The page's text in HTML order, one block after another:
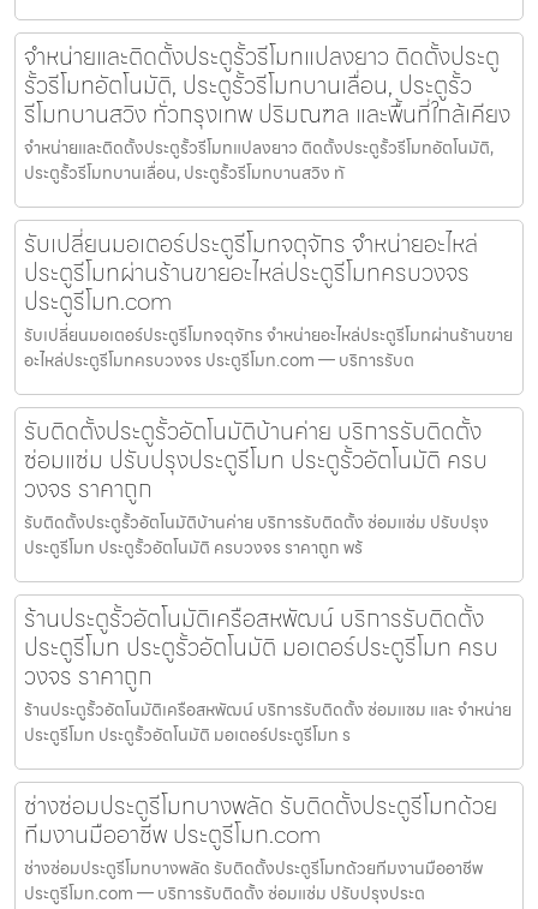
จำหน่ายและติดตั้งประตูรั้วรีโมทแปลงยาว ติดตั้งประตู
รั้วรีโมทอัตโนมัติ, ประตูรั้วรีโมทบานเลื่อน, ประตูรั้ว
รีโมทบานสวิง ทั่วกรุงเทพ ปริมณฑล และพื้นที่ใกล้เคียง
จำหน่ายและติดตั้งประตูรั้วรีโมทแปลงยาว ติดตั้งประตูรั้วรีโมทอัตโนมัติ,
ประตูรั้วรีโมทบานเลื่อน, ประตูรั้วรีโมทบานสวิง ทั
รับเปลี่ยนมอเตอร์ประตูรีโมทจตุจักร จำหน่ายอะไหล่
ประตูรีโมทผ่านร้านขายอะไหล่ประตูรีโมทครบวงจร
ประตูรีโมท.com
รับเปลี่ยนมอเตอร์ประตูรีโมทจตุจักร จำหน่ายอะไหล่ประตูรีโมทผ่านร้านขาย
อะไหล่ประตูรีโมทครบวงจร ประตูรีโมท.com — บริการรับต
รับติดตั้งประตูรั้วอัตโนมัติบ้านค่าย บริการรับติดตั้ง
ซ่อมแซ่ม ปรับปรุงประตูรีโมท ประตูรั้วอัตโนมัติ ครบ
วงจร ราคาถูก
รับติดตั้งประตูรั้วอัตโนมัติบ้านค่าย บริการรับติดตั้ง ซ่อมแซ่ม ปรับปรุง
ประตูรีโมท ประตูรั้วอัตโนมัติ ครบวงจร ราคาถูก พร้
ร้านประตูรั้วอัตโนมัติเครือสหพัฒน์ บริการรับติดตั้ง
ประตูรีโมท ประตูรั้วอัตโนมัติ มอเตอร์ประตูรีโมท ครบ
วงจร ราคาถูก
ร้านประตูรั้วอัตโนมัติเครือสหพัฒน์ บริการรับติดตั้ง ซ่อมแซม และ จำหน่าย
ประตูรีโมท ประตูรั้วอัตโนมัติ มอเตอร์ประตูรีโมท ร
ช่างซ่อมประตูรีโมทบางพลัด รับติดตั้งประตูรีโมทด้วย
ทีมงานมืออาชีพ ประตูรีโมท.com
ช่างซ่อมประตูรีโมทบางพลัด รับติดตั้งประตูรีโมทด้วยทีมงานมืออาชีพ
ประตูรีโมท.com — บริการรับติดตั้ง ซ่อมแซ่ม ปรับปรุงประต